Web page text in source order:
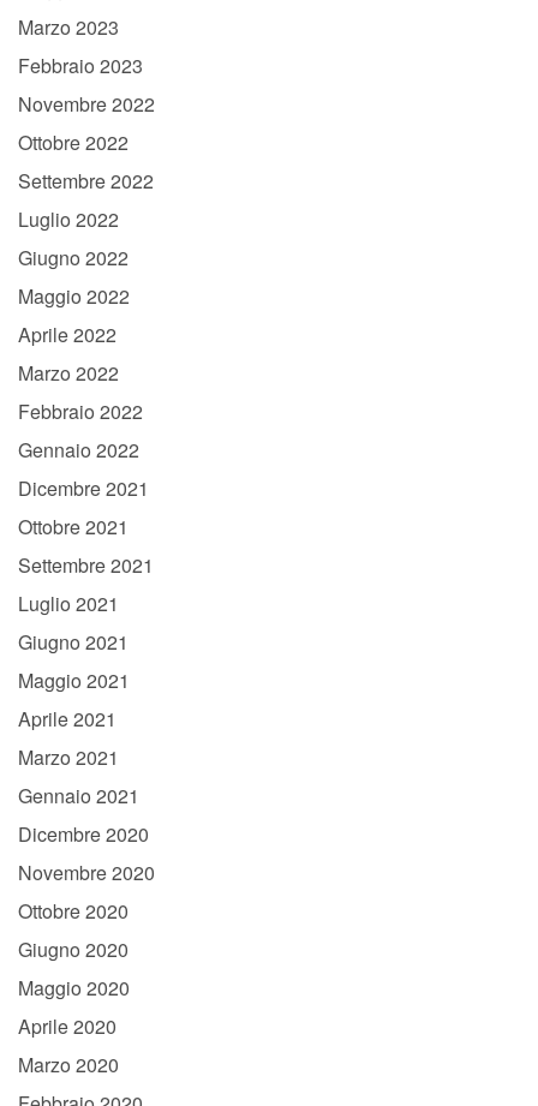
Marzo 2023
Febbraio 2023
Novembre 2022
Ottobre 2022
Settembre 2022
Luglio 2022
Giugno 2022
Maggio 2022
Aprile 2022
Marzo 2022
Febbraio 2022
Gennaio 2022
Dicembre 2021
Ottobre 2021
Settembre 2021
Luglio 2021
Giugno 2021
Maggio 2021
Aprile 2021
Marzo 2021
Gennaio 2021
Dicembre 2020
Novembre 2020
Ottobre 2020
Giugno 2020
Maggio 2020
Aprile 2020
Marzo 2020